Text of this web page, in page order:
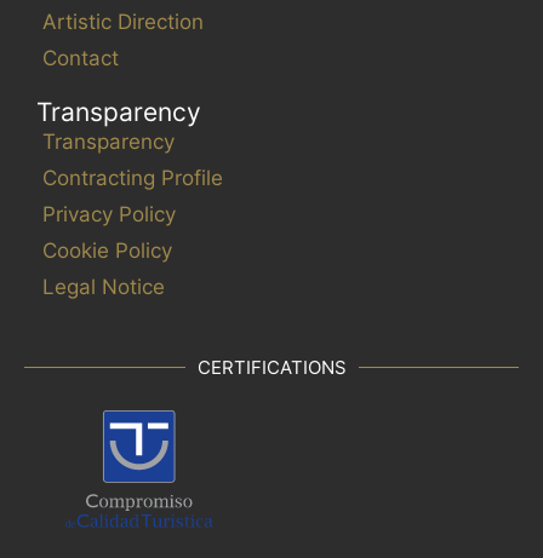
Artistic Direction
Contact
Transparency
Transparency
Contracting Profile
Privacy Policy
Cookie Policy
Legal Notice
CERTIFICATIONS